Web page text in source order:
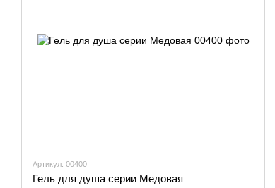
Артикул: 00400
Гель для душа серии Медовая